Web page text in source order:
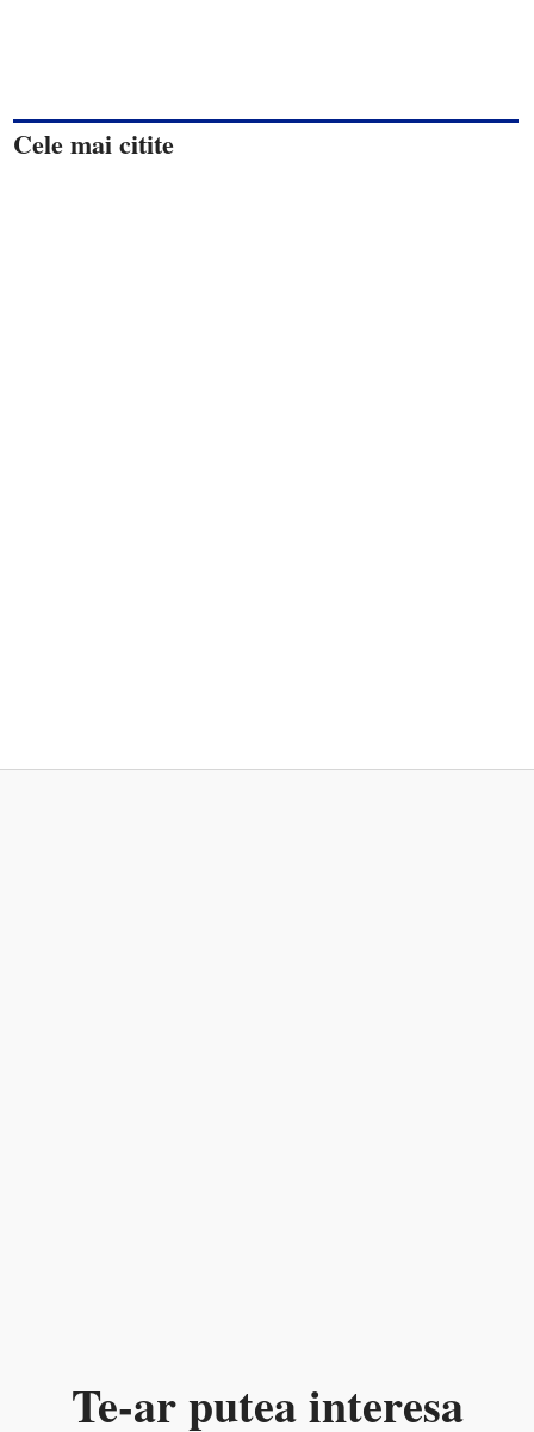
Cele mai citite
Te-ar putea interesa